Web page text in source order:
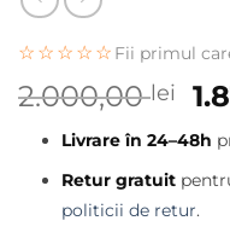
☆☆☆☆☆ Fii primul
2.000,00lei
a
Livrare în 24–48h
Retur gratuit
politicii de retur.